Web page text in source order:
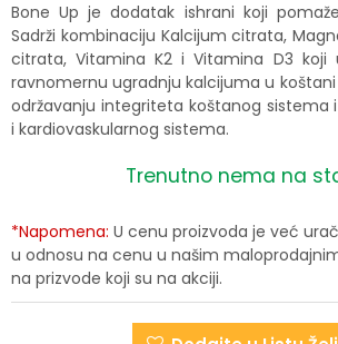
Bone Up je dodatak ishrani koji
Sadrži kombinaciju Kalcijum citrata,
citrata, Vitamina K2 i Vitamina D3
ravnomernu ugradnju kalcijuma u
održavanju integriteta koštanog sistema
i kardiovaskularnog sistema.
Trenutno nema na
*Napomena: U cenu proizvoda je već
u odnosu na cenu u našim
na prizvode koji su na akciji.